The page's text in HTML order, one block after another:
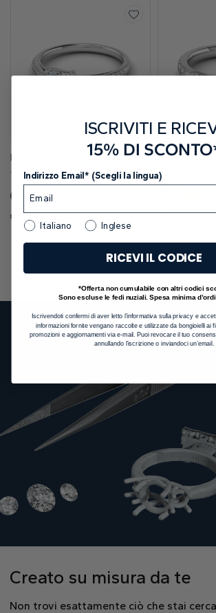
Pegasus Anello di Fidanzamento Glamour Pavè con Diamanti Lab Grown
18K Oro Bianco
€1,130
18K Oro
€1,340
Creato su misura da te
Non trovi esattamente ciò che stai
ISCRIVITI E
15% DI
Indirizzo Email* (Scegli la lingua)
Italiano Inglese
RICEVI IL CODICE
*Offerta non cumulabile con altri codici
Sono escluse le fedi nuziali. Spesa minima
Iscrivendoti confermi di aver letto l’informativa sulla privacy e
informazioni fornite vengano raccolte e utilizzate da bongioielli ai
promozioni e aggiornamenti via e-mail. Puoi revocare il tuo
annullando l’iscrizione o inviandoci un’email.